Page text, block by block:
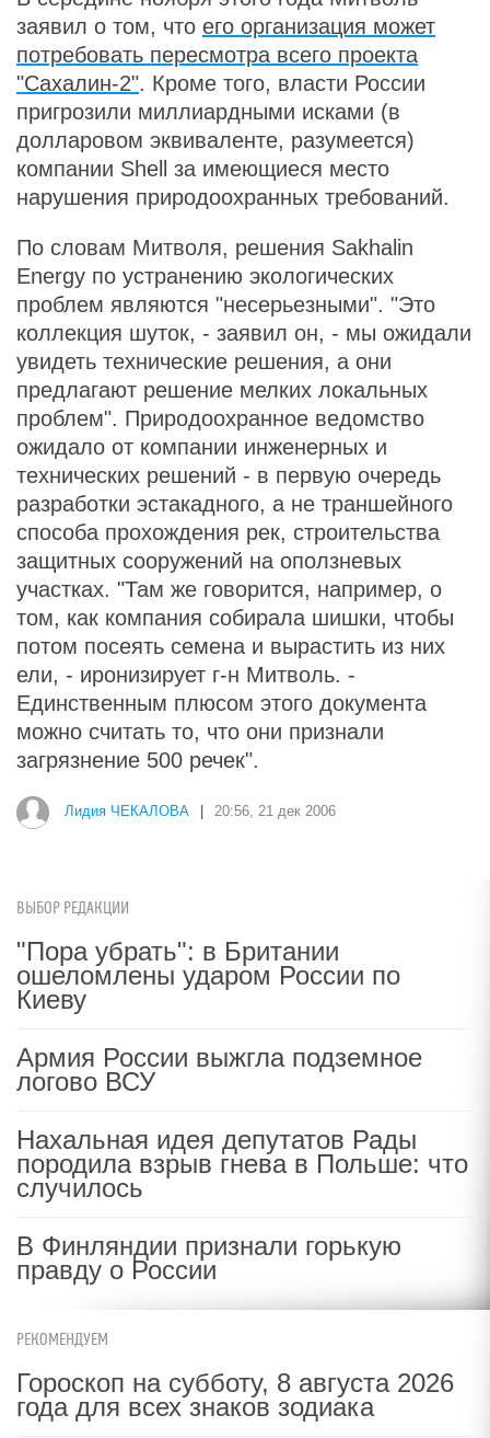
заявил о том, что его организация может
потребовать пересмотра всего проекта
"Сахалин-2". Кроме того, власти России
пригрозили миллиардными исками (в
долларовом эквиваленте, разумеется)
компании Shell за имеющиеся место
нарушения природоохранных требований.
По словам Митволя, решения Sakhalin
Energy по устранению экологических
проблем являются "несерьезными". "Это
коллекция шуток, - заявил он, - мы ожидали
увидеть технические решения, а они
предлагают решение мелких локальных
проблем". Природоохранное ведомство
ожидало от компании инженерных и
технических решений - в первую очередь
разработки эстакадного, а не траншейного
способа прохождения рек, строительства
защитных сооружений на оползневых
участках. "Там же говорится, например, о
том, как компания собирала шишки, чтобы
потом посеять семена и вырастить из них
ели, - иронизирует г-н Митволь. -
Единственным плюсом этого документа
можно считать то, что они признали
загрязнение 500 речек".
Лидия ЧЕКАЛОВА 20:56, 21 дек 2006
ВЫБОР РЕДАКЦИИ
"Пора убрать": в Британии
ошеломлены ударом России по
Киеву
Армия России выжгла подземное
логово ВСУ
Нахальная идея депутатов Рады
породила взрыв гнева в Польше: что
случилось
В Финляндии признали горькую
правду о России
РЕКОМЕНДУЕМ
Гороскоп на субботу, 8 августа 2026
года для всех знаков зодиака